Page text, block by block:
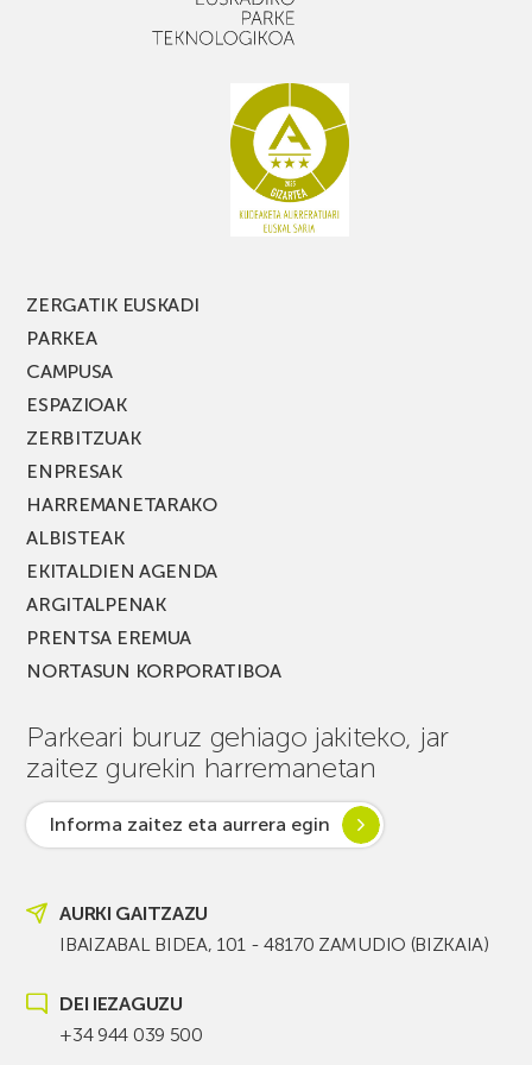
ZERGATIK EUSKADI
PARKEA
CAMPUSA
ESPAZIOAK
ZERBITZUAK
ENPRESAK
HARREMANETARAKO
ALBISTEAK
EKITALDIEN AGENDA
ARGITALPENAK
PRENTSA EREMUA
NORTASUN KORPORATIBOA
Parkeari buruz gehiago jakiteko, jar
zaitez gurekin harremanetan
Informa zaitez eta aurrera egin
AURKI GAITZAZU
IBAIZABAL BIDEA, 101 - 48170 ZAMUDIO (BIZKAIA)
DEI IEZAGUZU
+34 944 039 500